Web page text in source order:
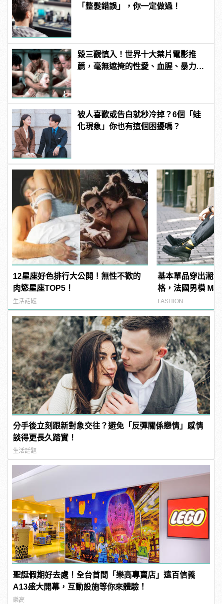
「整髮錯誤」，你一定做過！
毀三觀慎入！世界十大禁片電影推
薦，毫無遮掩的性愛、血腥、暴力、
被人喜歡或告白就秒冷掉？6個「蛙
化現象」你也有這個困擾嗎？
12星座好色排行大公開！無性不歡的
肉慾星座TOP5！
生活話題
基本單品穿出潮
格，法國男模
百變穿搭！
FASHION
分手後立刻跟新對象交往？避免「反彈關係戀情」感情
談得更長久踏實！
生活話題
聖誕假期好去處！全台首間「樂高專賣店」遠百信義
A13盛大開幕，互動設施等你來體驗！
樂高